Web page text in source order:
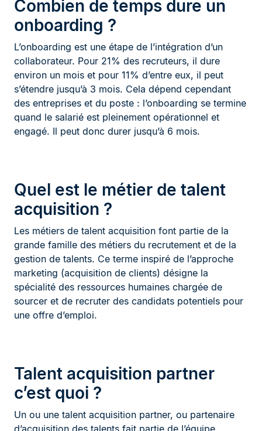
Combien de temps dure un
onboarding ?
L’onboarding est une étape de l’intégration d’un
collaborateur. Pour 21% des recruteurs, il dure
environ un mois et pour 11% d’entre eux, il peut
s’étendre jusqu’à 3 mois. Cela dépend cependant
des entreprises et du poste : l’onboarding se termine
quand le salarié est pleinement opérationnel et
engagé. Il peut donc durer jusqu’à 6 mois.
Quel est le métier de talent
acquisition ?
Les métiers de talent acquisition font partie de la
grande famille des métiers du recrutement et de la
gestion de talents. Ce terme inspiré de l’approche
marketing (acquisition de clients) désigne la
spécialité des ressources humaines chargée de
sourcer et de recruter des candidats potentiels pour
une offre d’emploi.
Talent acquisition partner
c’est quoi ?
Un ou une talent acquisition partner, ou partenaire